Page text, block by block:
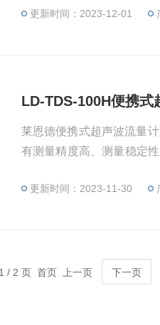
算机上。
更新时间：2023-12-01
LD-TDS-100H便携式
莱恩德便携式超声波流量
有测量精度高、测量稳定
算机上。
更新时间：2023-11-30
/ 2 页 首页 上一页 下一页